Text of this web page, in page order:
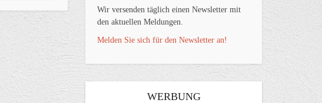
Wir versenden täglich einen Newsletter mit
den aktuellen Meldungen.
Melden Sie sich für den Newsletter an!
WERBUNG